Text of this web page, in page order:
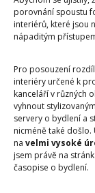
porovnání spoustu
interiérů, které jsou
nápaditým
Pro posouzení
interiéry určené k
kanceláří v různých
vyhnout
servery o bydlení a
nicméně také došlo.
na velmi vysoké
jsem právě na
časopise o bydlení.